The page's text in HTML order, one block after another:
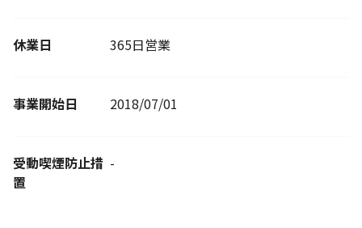
休業日 365日営業
事業開始日 2018/07/01
受動喫煙防止措
置
-